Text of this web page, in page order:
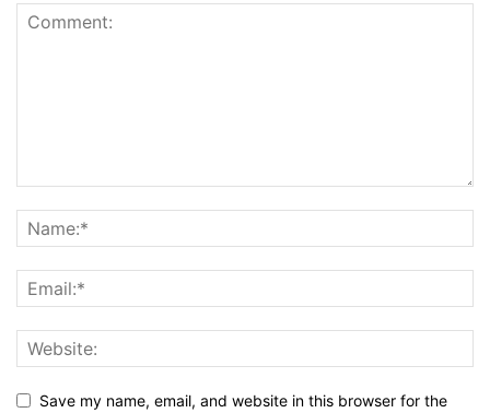
Save my name, email, and website in this browser for the